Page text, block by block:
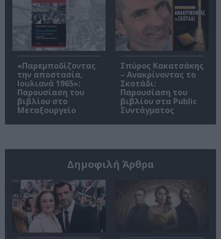
«Παρεμποδίζοντας
την αποστασία,
Ιουλιανά 1965»:
Παρουσίαση του
βιβλίου στο
Μεταξουργείο
Σπύρος Κακατσάκης
– Ανακρίνοντας το
Σκοτάδι:
Παρουσίαση του
βιβλίου στα Public
Συντάγματος
Δημοφιλή Άρθρα